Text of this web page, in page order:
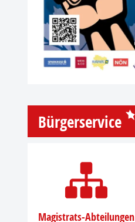
Bürgerservice
Magistrats-Abteilungen